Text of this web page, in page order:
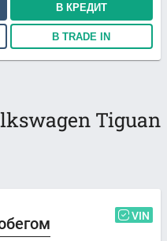
В КРЕДИТ
В TRADE IN
Tiguan
VIN